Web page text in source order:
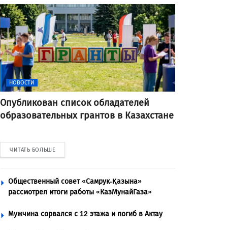
НОВОСТИ
Опубликован список обладателей
образовательных грантов в Казахстане
ЧИТАТЬ БОЛЬШЕ
Общественный совет «Самрук-Қазына»
рассмотрел итоги работы «КазМунайГаза»
Мужчина сорвался с 12 этажа и погиб в Актау